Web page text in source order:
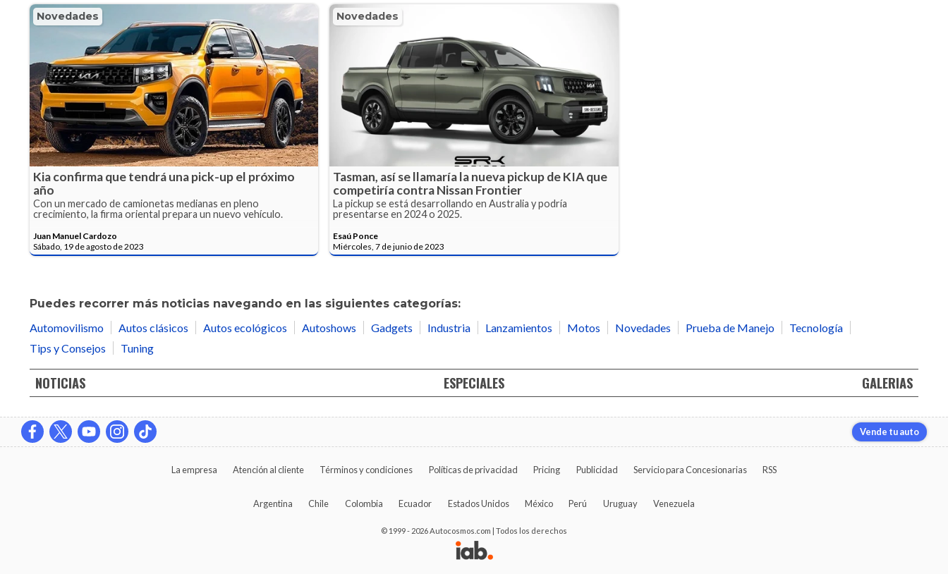
Novedades
Kia confirma que tendrá una pick-up el próximo
año
Con un mercado de camionetas medianas en pleno
crecimiento, la firma oriental prepara un nuevo vehículo.
Juan Manuel Cardozo
Sábado, 19 de agosto de 2023
Novedades
Tasman, así se llamaría la nueva pickup de KIA que
competiría contra Nissan Frontier
La pickup se está desarrollando en Australia y podría
presentarse en 2024 o 2025.
Esaú Ponce
Miércoles, 7 de junio de 2023
Puedes recorrer más noticias navegando en las siguientes categorías:
Automovilismo
Autos clásicos Autos ecológicos Autoshows Gadgets Industria Lanzamientos Motos Novedades Prueba de Manejo
Tecnología
Tips y Consejos
Tuning
NOTICIAS ESPECIALES GALERIAS
Vende tu auto
La empresa Atención al cliente Términos y condiciones Políticas de privacidad Pricing Publicidad Servicio para Concesionarias RSS
Argentina Chile Colombia Ecuador Estados Unidos México Perú Uruguay Venezuela
© 1999 - 2026 Autocosmos.com | Todos los derechos